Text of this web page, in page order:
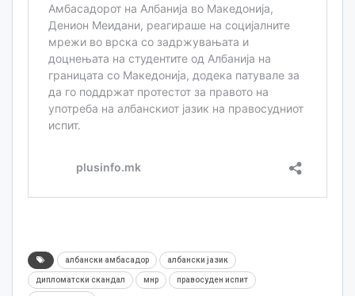
албански амбасадор албански јазик
дипломатски скандал мнр правосуден испит